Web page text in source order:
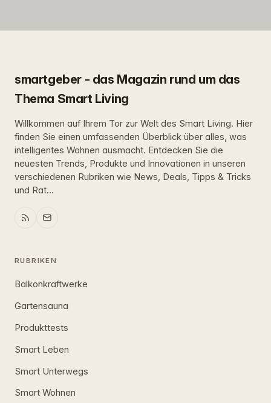
smartgeber - das Magazin rund um das
Thema Smart Living
Willkommen auf Ihrem Tor zur Welt des Smart Living. Hier
finden Sie einen umfassenden Überblick über alles, was
intelligentes Wohnen ausmacht. Entdecken Sie die
neuesten Trends, Produkte und Innovationen in unseren
verschiedenen Rubriken wie News, Deals, Tipps & Tricks
und Rat...
RUBRIKEN
Balkonkraftwerke
Gartensauna
Produkttests
Smart Leben
Smart Unterwegs
Smart Wohnen